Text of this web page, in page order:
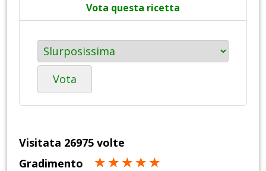
Vota questa ricetta
Vota
Visitata 26975 volte
Gradimento